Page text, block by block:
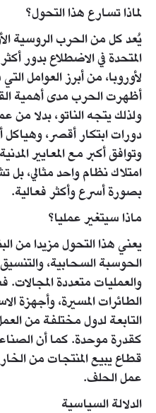
لماذا تسارع هذا التحول؟
يُعد كل من الحرب الروسية
المتحدة في الاضطلاع بدور
لأوروبا، من أبرز العوامل
أظهرت الحرب مدى أهمية
ولذلك يتجه الناتو، بدلا من
دورات ابتكار أقصر، وهياكل
وتوافق أكبر مع المعايير
امتلاك نظام واحد مثالي،
بصورة أسرع وأكثر فعالية.
ماذا سيتغير عمليا؟
يعني هذا التحول مزيدا من
الحوسبة السحابية،
والعمليات متعددة المجالات.
الطائرات المسيرة، وأجهزة
التابعة لدول مختلفة من
كقدرة موحدة. كما أن
قطاع يبيع المنتجات من
عمل الحلف.
الدلالة السياسية